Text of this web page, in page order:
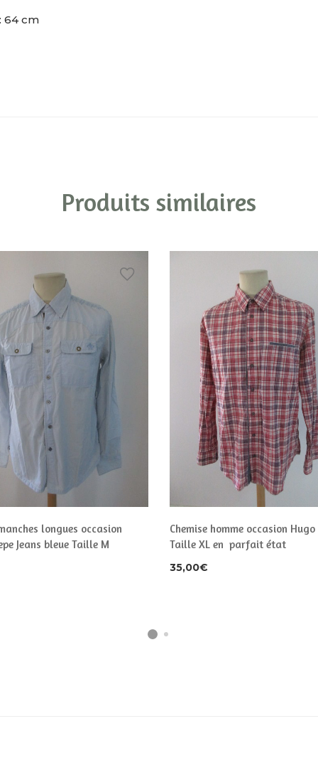
64 cm
Produits similaires
longues occasion
Jeans bleue Taille M
Chemise homme occasion Hugo
Taille XL en parfait état
35,00€